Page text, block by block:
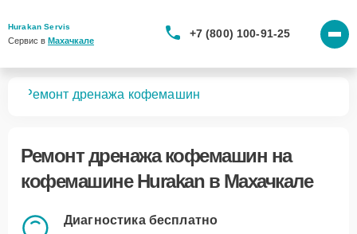
Hurakan Servis
Сервис в Махачкале
+7 (800) 100-91-25
Ремонт дренажа кофемашин
Ремонт дренажа кофемашин на
кофемашине Hurakan в Махачкале
Диагностика бесплатно